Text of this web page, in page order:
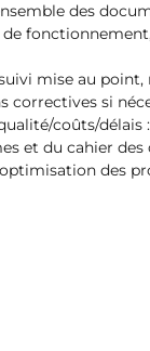
des
mise au
correctives si
coûts/délais
et du cahier
des